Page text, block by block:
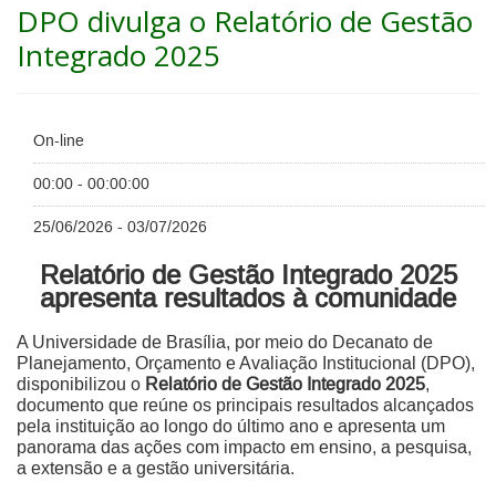
DPO divulga o Relatório de Gestão
Integrado 2025
On-line
00:00 - 00:00:00
25/06/2026 - 03/07/2026
Relatório de Gestão Integrado 2025
apresenta resultados à comunidade
A Universidade de Brasília, por meio do Decanato de
Planejamento, Orçamento e Avaliação Institucional (DPO),
disponibilizou o Relatório de Gestão Integrado 2025,
documento que reúne os principais resultados alcançados
pela instituição ao longo do último ano e apresenta um
panorama das ações com impacto em ensino, a pesquisa,
a extensão e a gestão universitária.